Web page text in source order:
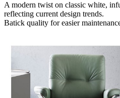
A modern twist on classic white,
reflecting current design trends.
Batick quality for easier